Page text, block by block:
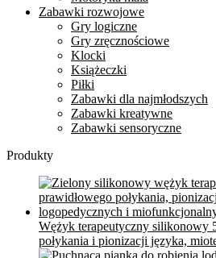
Zabawki rozwojowe
Gry logiczne
Gry zręcznościowe
Klocki
Książeczki
Piłki
Zabawki dla najmłodszych
Zabawki kreatywne
Zabawki sensoryczne
Produkty
Wężyk terapeutyczny silikonowy
połykania i pionizacji języka,